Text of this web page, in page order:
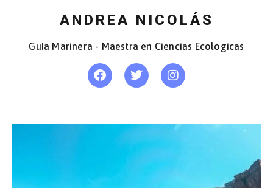
ANDREA NICOLÁS
Guía Marinera - Maestra en Ciencias Ecologicas